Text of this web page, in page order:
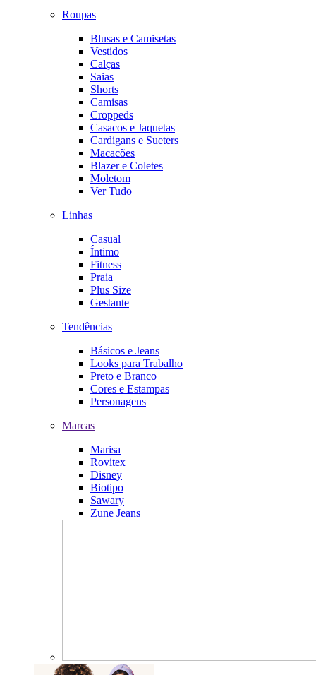
Roupas
Blusas e Camisetas
Vestidos
Calças
Saias
Shorts
Camisas
Croppeds
Casacos e Jaquetas
Cardigans e Sueters
Macacões
Blazer e Coletes
Moletom
Ver Tudo
Linhas
Casual
Íntimo
Fitness
Praia
Plus Size
Gestante
Tendências
Básicos e Jeans
Looks para Trabalho
Preto e Branco
Cores e Estampas
Personagens
Marcas
Marisa
Rovitex
Disney
Biotipo
Sawary
Zune Jeans